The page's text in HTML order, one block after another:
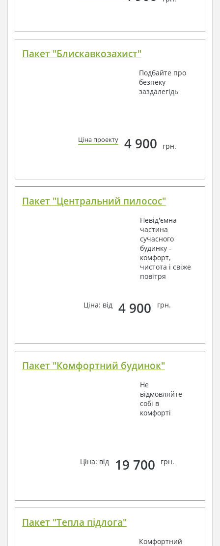
Пакет "Блискавкозахист"
Подбайте про
безпеку
заздалегідь
Ціна проекту 4 900 грн.
Пакет "Центральний пилосос"
Невід'ємна
частина
сучасного
будинку -
комфорт,
чистота і свіже
повітря
Ціна: від 4 900 грн.
Пакет "Комфортний будинок"
Не
відмовляйте
собі в
комфорті
Ціна: від 19 700 грн.
Пакет "Тепла підлога"
Комфортний